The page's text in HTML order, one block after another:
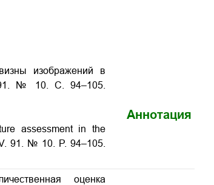
изображений в
91. № 10. С. 94–105.
assessment in the
91. № 10. P. 94–105.
Аннотация
оценка